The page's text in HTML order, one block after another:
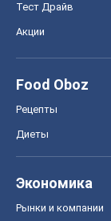
Тест Драйв
Акции
Food Oboz
Рецепты
Диеты
Экономика
Рынки и компании